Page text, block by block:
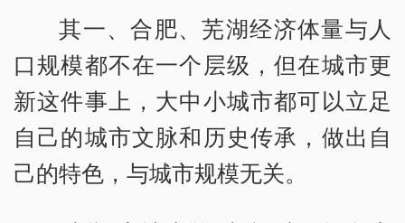
其一、合肥、芜湖经济体量与人
口规模都不在一个层级，但在城市更
新这件事上，大中小城市都可以立足
自己的城市文脉和历史传承，做出自
己的特色，与城市规模无关。